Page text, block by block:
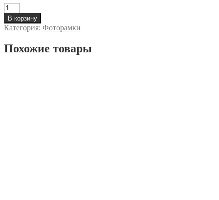
Количество
Деревянная
фоторамка
А4
см,
В корзину
Категория: Фоторамки
Похожие товары